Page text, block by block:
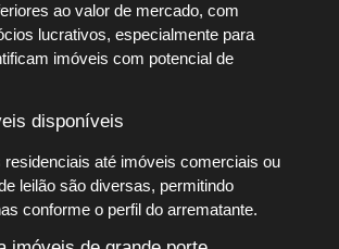
ao valor de mercado, com
lucrativos, especialmente para
imóveis com potencial de
disponíveis
residenciais até imóveis comerciais ou
leilão são diversas, permitindo
conforme o perfil do arrematante.